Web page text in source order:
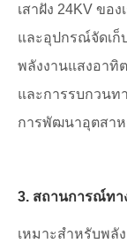
เสาฝัง 24KV ขอ
และอุปกรณ์จัดเก็
พลังงานแสงอา
และการรบกวนท
การพัฒนาอุตสา
3. สถานการณ์ทา
เหมาะสำหรับพลั